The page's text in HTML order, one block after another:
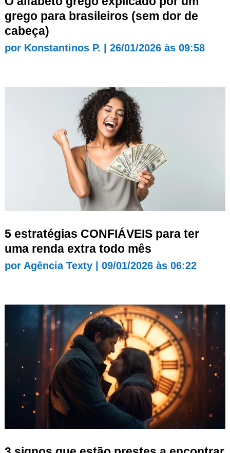
grego para brasileiros (sem dor de
cabeça)
por Konstantinos P. 26/01/2026 às 09:58
5 estratégias CONFIÁVEIS para ter
uma renda extra todo mês
por Agência Texty| 09/01/2026 às 06:22